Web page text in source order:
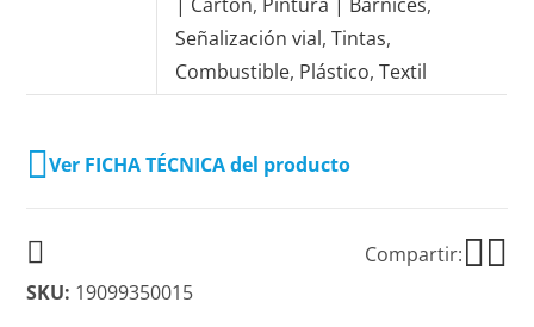
Señalización vial,Tintas,
Combustible, Plástico,Textil
Ver FICHA TÉCNICA del producto
Compartir:
SKU: 19099350015